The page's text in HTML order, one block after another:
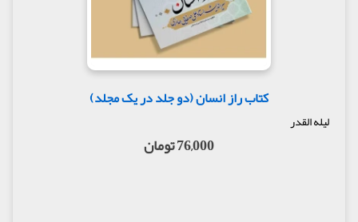
کتاب راز انسان (دو جلد در یک مجلد)
لیله القدر
76,000 تومان